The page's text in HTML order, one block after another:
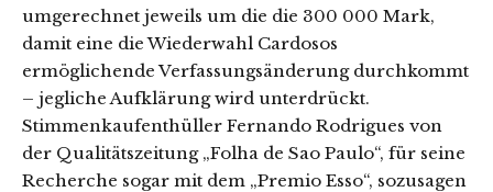
umgerechnet jeweils um die die 300 000 Mark,
damit eine die Wiederwahl Cardosos
ermöglichende Verfassungsänderung durchkommt
– jegliche Aufklärung wird unterdrückt.
Stimmenkaufenthüller Fernando Rodrigues von
der Qualitätszeitung „Folha de Sao Paulo“, für seine
Recherche sogar mit dem „Premio Esso“, sozusagen